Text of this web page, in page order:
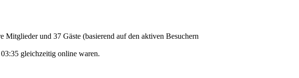
Mitglieder und 37 Gäste (basierend auf den aktiven Besuchern
gleichzeitig online waren.